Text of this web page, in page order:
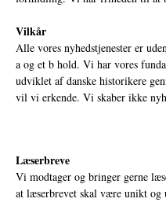
Vilkår
Alle vores nyhedstjenester er
a og et b hold. Vi har vores
udviklet af danske historikere
vil vi erkende. Vi skaber ikke
Læserbreve
Vi modtager og bringer gerne
at læserbrevet skal være unikt og